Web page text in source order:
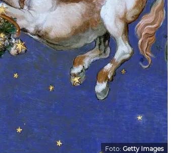
Foto: Getty Images